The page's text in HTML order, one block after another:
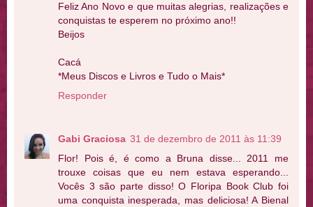
Feliz Ano Novo e que muitas alegrias, realizações e
conquistas te esperem no próximo ano!!
Beijos
Cacá
*Meus Discos e Livros e Tudo o Mais*
Responder
Gabi Graciosa 31 de dezembro de 2011 às 11:39
Flor! Pois é, é como a Bruna disse... 2011 me
trouxe coisas que eu nem estava esperando...
Vocês 3 são parte disso! O Floripa Book Club foi
uma conquista inesperada, mas deliciosa! A Bienal